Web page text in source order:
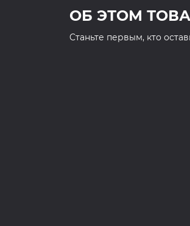
ОБ ЭТОМ
Cтаньте первым, кто